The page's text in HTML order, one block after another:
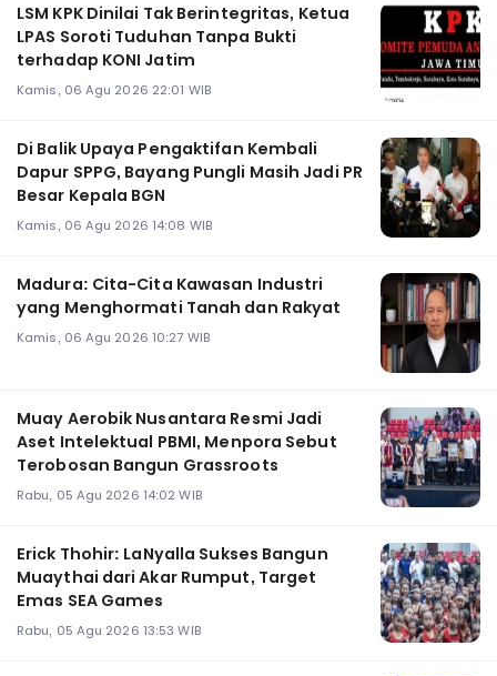
LSM KPK Dinilai Tak Berintegritas, Ketua
LPAS Soroti Tuduhan Tanpa Bukti
terhadap KONI Jatim
Kamis, 06 Agu 2026 22:01 WIB
Di Balik Upaya Pengaktifan Kembali
Dapur SPPG, Bayang Pungli Masih Jadi PR
Besar Kepala BGN
Kamis, 06 Agu 2026 14:08 WIB
Madura: Cita-Cita Kawasan Industri
yang Menghormati Tanah dan Rakyat
Kamis, 06 Agu 2026 10:27 WIB
Muay Aerobik Nusantara Resmi Jadi
Aset Intelektual PBMI, Menpora Sebut
Terobosan Bangun Grassroots
Rabu, 05 Agu 2026 14:02 WIB
Erick Thohir: LaNyalla Sukses Bangun
Muaythai dari Akar Rumput, Target
Emas SEA Games
Rabu, 05 Agu 2026 13:53 WIB